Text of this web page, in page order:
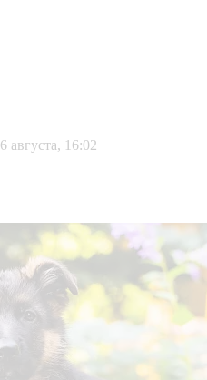
6 августа, 16:02